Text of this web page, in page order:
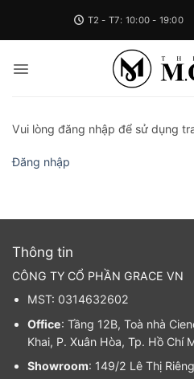
nội
T2 - T7: 10:00 - 19:00
Vui lòng đăng nhập để sử dụng
Đăng nhập
Thông tin
CÔNG TY CỔ PHẦN GRACE VN
MST: 0314632602
Office: Tầng 12B, Toà nhà
Khai, P. Xuân Hòa, Tp. Hồ Chí
Showroom: 149/2 Lê Thị